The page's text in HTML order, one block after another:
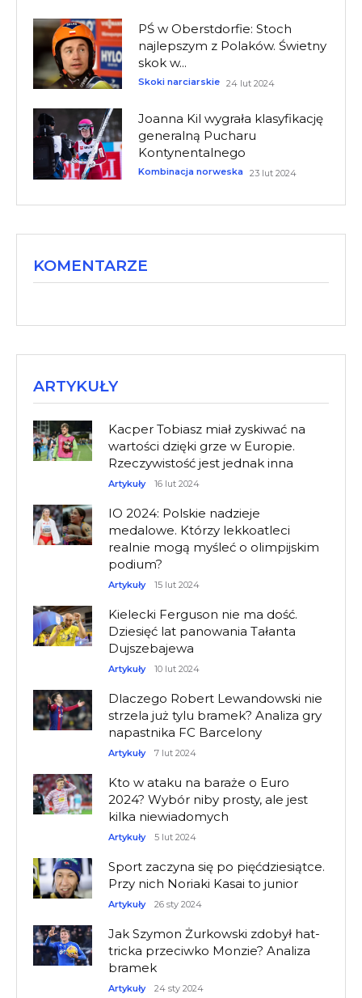
PŚ w Oberstdorfie: Stoch
najlepszym z Polaków. Świetny
skok w...
Skoki narciarskie 24 lut 2024
Joanna Kil wygrała klasyfikację
generalną Pucharu
Kontynentalnego
Kombinacja norweska 23 lut 2024
KOMENTARZE
ARTYKUŁY
Kacper Tobiasz miał zyskiwać na
wartości dzięki grze w Europie.
Rzeczywistość jest jednak inna
Artykuły 16 lut 2024
IO 2024: Polskie nadzieje
medalowe. Którzy lekkoatleci
realnie mogą myśleć o olimpijskim
podium?
Artykuły 15 lut 2024
Kielecki Ferguson nie ma dość.
Dziesięć lat panowania Tałanta
Dujszebajewa
Artykuły 10 lut 2024
Dlaczego Robert Lewandowski nie
strzela już tylu bramek? Analiza gry
napastnika FC Barcelony
Artykuły 7 lut 2024
Kto w ataku na baraże o Euro
2024? Wybór niby prosty, ale jest
kilka niewiadomych
Artykuły 5 lut 2024
Sport zaczyna się po pięćdziesiątce.
Przy nich Noriaki Kasai to junior
Artykuły 26 sty 2024
Jak Szymon Żurkowski zdobył hat-
tricka przeciwko Monzie? Analiza
bramek
Artykuły 24 sty 2024